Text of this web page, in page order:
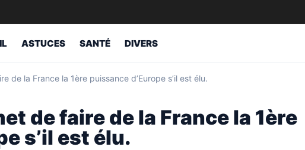
ASTUCES SANTÉ DIVERS
de la France la 1ère puissance d’Europe s’il est élu.
de faire de la France la 1ère
s’il est élu.